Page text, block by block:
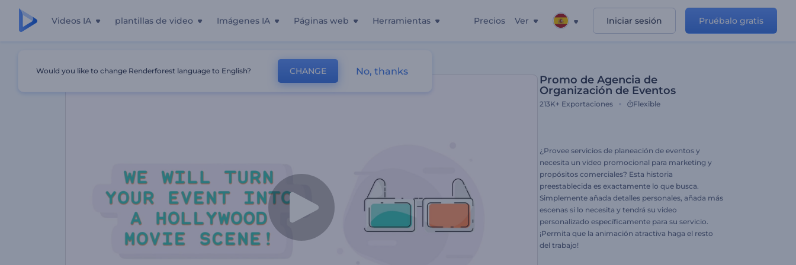
Videos IA plantillas de video Imágenes IA Páginas web Herramientas Precios Ver Iniciar sesión Pruébalo gratis
Promo De Agencia De Organización De Eventos
Promo de Agencia de
Organización de Eventos
213K+ Exportaciones Flexible
¿Provee servicios de planeación de eventos y
necesita un video promocional para marketing y
propósitos comerciales? Esta historia
preestablecida es exactamente lo que busca.
Simplemente añada detalles personales, añada más
escenas si lo necesita y tendrá su video
personalizado específicamente para su servicio.
¡Permita que la animación atractiva haga el resto
del trabajo!
Would you like to change Renderforest language to English? CHANGE No, thanks